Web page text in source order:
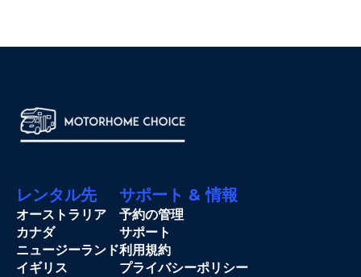
レンタル先
オーストラリア
カナダ
ニュージーランド
イギリス
サポート & 情報
予約の管理
サポート
利用規約
プライバシーポリシー